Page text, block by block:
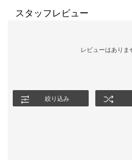
スタッフレビュー
レビューはありま
絞り込み